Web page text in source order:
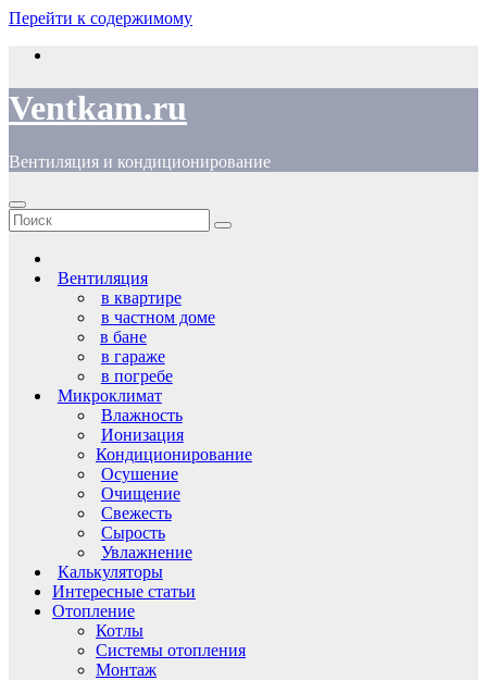
Перейти к содержимому
Ventkam.ru
Вентиляция и кондиционирование
Вентиляция
в квартире
в частном доме
в бане
в гараже
в погребе
Микроклимат
Влажность
Ионизация
Кондиционирование
Осушение
Очищение
Свежесть
Сырость
Увлажнение
Калькуляторы
Интересные статьи
Отопление
Котлы
Системы отопления
Монтаж